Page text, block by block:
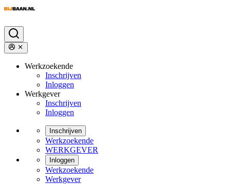
Werkzoekende
Inschrijven
Inloggen
Werkgever
Inschrijven
Inloggen
Inschrijven
Werkzoekende
WERKGEVER
Inloggen
Werkzoekende
Werkgever